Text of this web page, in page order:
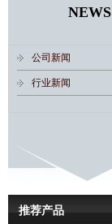
NEWS
公司新闻
行业新闻
推荐产品